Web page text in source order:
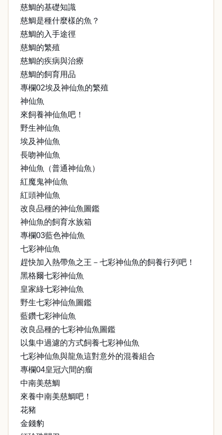
慈鯛的基礎知識
慈鯛是種什麼樣的魚？
慈鯛的入手途徑
慈鯛的繁殖
慈鯛的疾病與治療
慈鯛的飼育用品
專欄02埃及神仙魚的繁殖
神仙魚
來飼養神仙魚吧！
野生神仙魚
埃及神仙魚
長吻神仙魚
神仙魚（普通神仙魚）
紅魔鬼神仙魚
紅頭神仙魚
改良品種的神仙魚圖鑑
神仙魚的飼育水族箱
專欄03藍色神仙魚
七彩神仙魚
趕快加入熱帶魚之王－七彩神仙魚的飼養行列吧！
黑格爾七彩神仙魚
皇家綠七彩神仙魚
野生七彩神仙魚圖鑑
藍鑽七彩神仙魚
改良品種的七彩神仙魚圖鑑
以集中過濾的方式飼養七彩神仙魚
七彩神仙魚與龍魚這對意外的混養組合
專欄04皇冠六間的瘤
中南美慈鯛
來養中南美慈鯛吧！
花豬
金錢豹